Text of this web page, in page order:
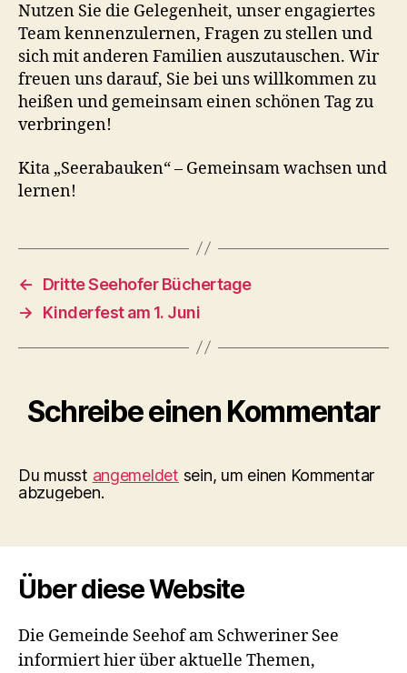
Nutzen Sie die Gelegenheit, unser engagiertes
Team kennenzulernen, Fragen zu stellen und
sich mit anderen Familien auszutauschen. Wir
freuen uns darauf, Sie bei uns willkommen zu
heißen und gemeinsam einen schönen Tag zu
verbringen!
Kita „Seerabauken“ – Gemeinsam wachsen und
lernen!
←
Dritte Seehofer Büchertage
→
Kinderfest am 1. Juni
Schreibe einen Kommentar
Du musst angemeldet sein, um einen Kommentar
abzugeben.
Über diese Website
Die Gemeinde Seehof am Schweriner See
informiert hier über aktuelle Themen,